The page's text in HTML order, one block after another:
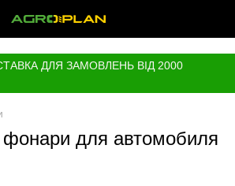
ДЛЯ ЗАМОВЛЕНЬ ВІД 2000
фонари для автомобиля